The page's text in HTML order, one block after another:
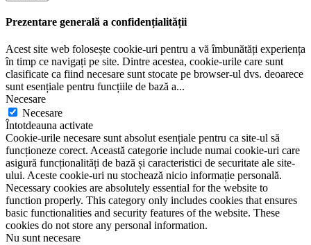
Prezentare generală a confidențialității
Acest site web folosește cookie-uri pentru a vă îmbunătăți experiența
în timp ce navigați pe site. Dintre acestea, cookie-urile care sunt
clasificate ca fiind necesare sunt stocate pe browser-ul dvs. deoarece
sunt esențiale pentru funcțiile de bază a...
Necesare
Necesare
Întotdeauna activate
Cookie-urile necesare sunt absolut esențiale pentru ca site-ul să
funcționeze corect. Această categorie include numai cookie-uri care
asigură funcționalități de bază și caracteristici de securitate ale site-
ului. Aceste cookie-uri nu stochează nicio informație personală.
Necessary cookies are absolutely essential for the website to
function properly. This category only includes cookies that ensures
basic functionalities and security features of the website. These
cookies do not store any personal information.
Nu sunt necesare